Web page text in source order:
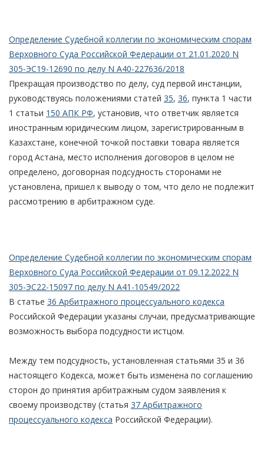
Определение Судебной коллегии по экономическим спорам
Верховного Суда Российской Федерации от 21.01.2020 N
305-ЭС19-12690 по делу N А40-227636/2018
Прекращая производство по делу, суд первой инстанции,
руководствуясь положениями статей 35, 36, пункта 1 части
1 статьи 150 АПК РФ, установив, что ответчик является
иностранным юридическим лицом, зарегистрированным в
Казахстане, конечной точкой поставки товара является
город Астана, место исполнения договоров в целом не
определено, договорная подсудность сторонами не
установлена, пришел к выводу о том, что дело не подлежит
рассмотрению в арбитражном суде.
Определение Судебной коллегии по экономическим спорам
Верховного Суда Российской Федерации от 09.12.2022 N
305-ЭС22-15097 по делу N А41-10549/2022
В статье 36 Арбитражного процессуального кодекса
Российской Федерации указаны случаи, предусматривающие
возможность выбора подсудности истцом.
Между тем подсудность, установленная статьями 35 и 36
настоящего Кодекса, может быть изменена по соглашению
сторон до принятия арбитражным судом заявления к
своему производству (статья 37 Арбитражного
процессуального кодекса Российской Федерации).